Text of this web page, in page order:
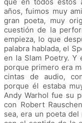
años, fuimos muy
gran poeta, muy
cuestión de la
empieza, lo que
palabra hablada, el
en la Slam Poetry. Y
porque primero era
cintas de audio,
porque él estaba
Andy Warhol fue su
con Robert
sea, era un poeta